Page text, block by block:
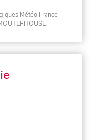
Météo France ·